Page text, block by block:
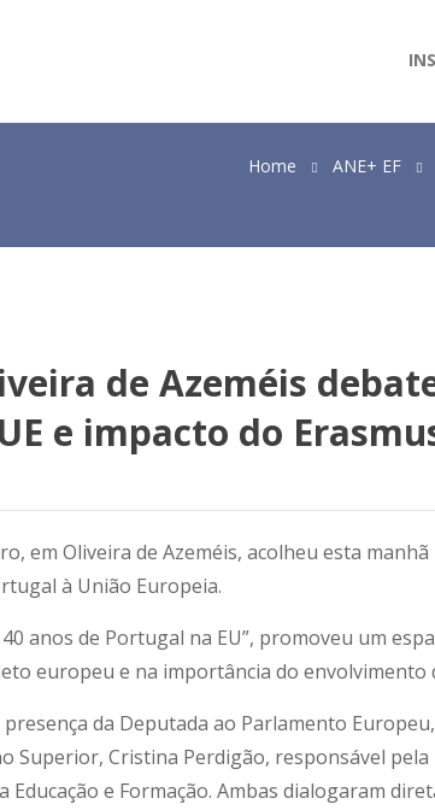
Home ANE+ EF
de Azeméis
e impacto do
em Oliveira de Azeméis, acolheu esta
à União Europeia.
40 anos de Portugal na EU”, promoveu um
europeu e na importância do envolvimento
da Deputada ao Parlamento
Superior, Cristina Perdigão, responsável
Educação e Formação. Ambas dialogaram